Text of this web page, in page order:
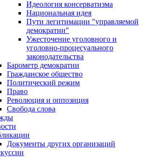
Идеология консерватизма
Национальная идея
Пути легитимации "управляемой
демократии"
Ужесточение уголовного и
уголовно-процесуального
законодательства
Барометр демократии
Гражданское общество
Политический режим
Право
Революция и оппозиция
Свобода слова
Документы других организаций